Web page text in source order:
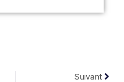
Suivant